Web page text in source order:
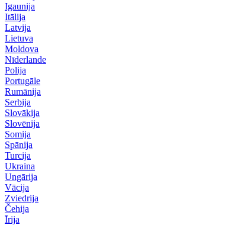
Igaunija
Itālija
Latvija
Lietuva
Moldova
Nīderlande
Polija
Portugāle
Rumānija
Serbija
Slovākija
Slovēnija
Somija
Spānija
Turcija
Ukraina
Ungārija
Vācija
Zviedrija
Čehija
Īrija